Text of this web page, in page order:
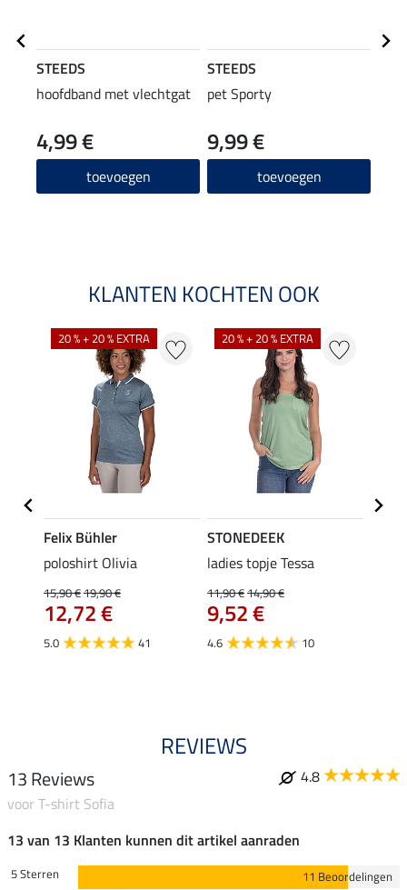
STEEDS
hoofdband met vlechtgat
4,99 €
toevoegen
STEEDS
pet Sporty
9,99 €
toevoegen
KLANTEN KOCHTEN OOK
20 % + 20 % EXTRA
Felix Bühler
poloshirt Olivia
15,90 €19,90 €
12,72 €
5.0 41
20 % + 20 % EXTRA
STONEDEEK
ladies topje Tessa
11,90 €14,90 €
9,52 €
4.6 10
REVIEWS
13 Reviews
4.8
voor T-shirt Sofia
13 van 13 Klanten kunnen dit artikel aanraden
5 Sterren
11 Beoordelingen